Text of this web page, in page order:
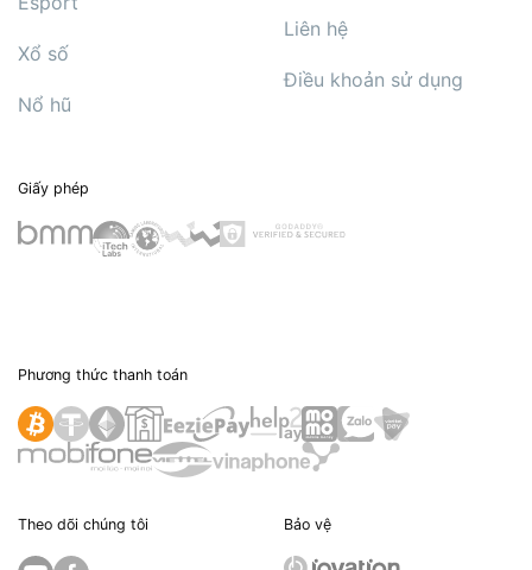
Xổ số
Nổ hũ
Liên hệ
Điều khoản sử dụng
Giấy phép
Phương thức thanh toán
Theo dõi chúng tôi Bảo vệ